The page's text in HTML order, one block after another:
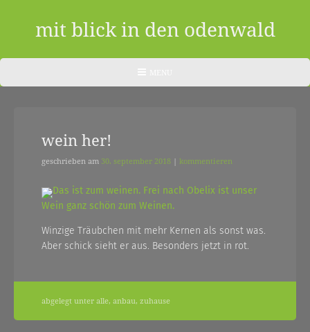
mit blick in den odenwald
blog
dem
odenwald
zwischendurch
wein her!
geschrieben am 30. september 2018 | kommentieren
Das ist zum weinen. Frei nach Obelix ist unser
Wein ganz schön zum Weinen.
Winzige Träubchen mit mehr Kernen als sonst was.
Aber schick sieht er aus. Besonders jetzt in rot.
abgelegt unter alle, anbau, zuhause